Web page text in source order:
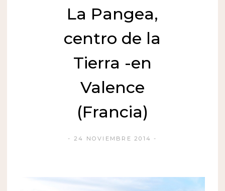
La Pangea,
centro de la
Tierra -en
Valence
(Francia)
24 NOVIEMBRE 2014